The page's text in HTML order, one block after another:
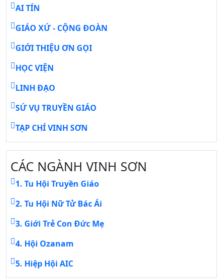
AI TÍN
GIÁO XỨ - CỘNG ĐOÀN
GIỚI THIỆU ƠN GỌI
HỌC VIỆN
LINH ĐẠO
SỨ VỤ TRUYỀN GIÁO
TẠP CHÍ VINH SƠN
CÁC NGÀNH VINH SƠN
1. Tu Hội Truyền Giáo
2. Tu Hội Nữ Tử Bác Ái
3. Giới Trẻ Con Đức Mẹ
4. Hội Ozanam
5. Hiệp Hội AIC